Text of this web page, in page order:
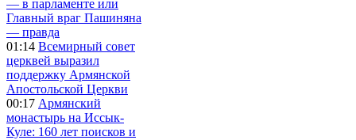
— в парламенте или
Главный враг Пашиняна
— правда
01:14 Всемирный совет
церквей выразил
поддержку Армянской
Апостольской Церкви
00:17 Армянский
монастырь на Иссык-
Куле: 160 лет поисков и